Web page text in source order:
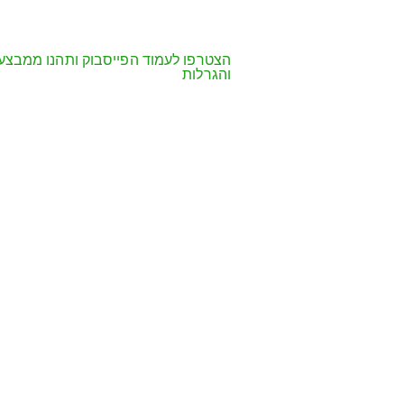
הצטרפו לעמוד הפייסבוק ותהנו
והגרלות